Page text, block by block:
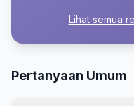
Lihat semua
Pertanyaan Umum